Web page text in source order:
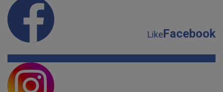
LikeFacebook